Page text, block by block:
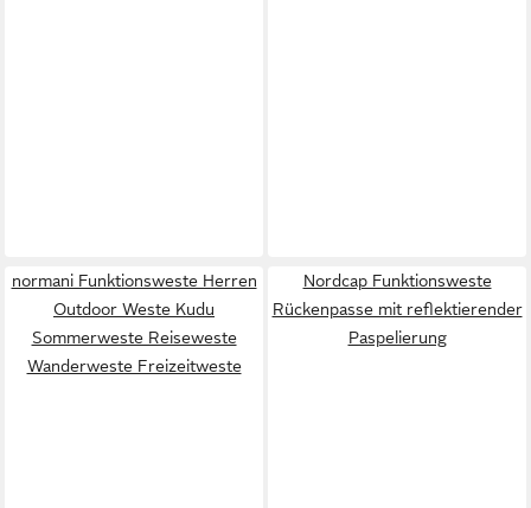
normani Funktionsweste Herren
Outdoor Weste Kudu
Sommerweste Reiseweste
Wanderweste Freizeitweste
Nordcap Funktionsweste
Rückenpasse mit reflektierender
Paspelierung